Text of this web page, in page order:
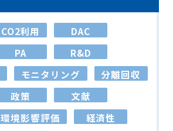
CO2利用
DAC
PA
R&D
モニタリング
分離回収
政策
文献
環境影響評価
経済性